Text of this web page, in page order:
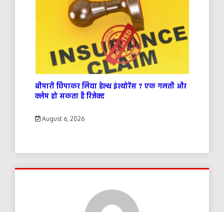
बीमारी छिपाकर लिया हेल्थ इंश्योरेंस ? एक गलती और
क्लेम हो सकता है रिजेक्ट
August 6, 2026